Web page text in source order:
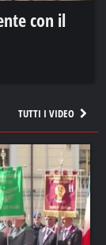
con il
TUTTI I VIDEO